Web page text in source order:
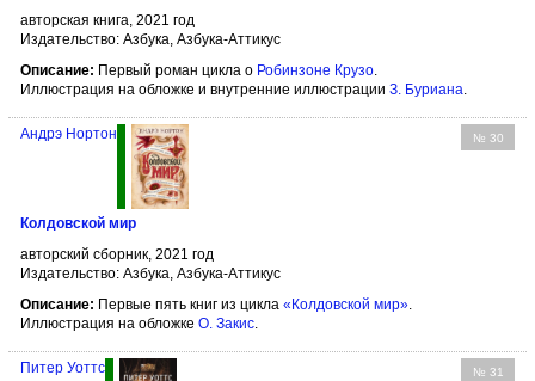
авторская книга, 2021 год
Издательство: Азбука, Азбука-Аттикус
Описание: Первый роман цикла о Робинзоне Крузо.
Иллюстрация на обложке и внутренние иллюстрации З. Буриана.
№ 30
Андрэ Нортон
Колдовской мир
авторский сборник, 2021 год
Издательство: Азбука, Азбука-Аттикус
Описание: Первые пять книг из цикла «Колдовской мир».
Иллюстрация на обложке О. Закис.
№ 31
Питер Уоттс